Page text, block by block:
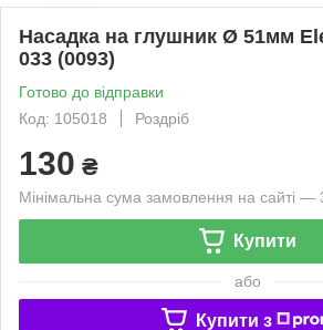
Насадка на глушник Ø 51мм
033 (0093)
Готово до відправки
Код: 105018
Роздріб
130 ₴
Мінімальна сума замовлення на сайті —
Купити
або
Купити з